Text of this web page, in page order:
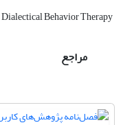
Dialectical Behavior Therapy
مراجع